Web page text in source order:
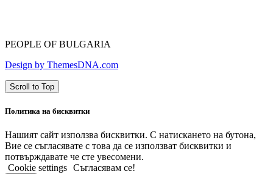
PEOPLE OF BULGARIA
Design by ThemesDNA.com
Scroll to Top
Политика на бисквитки
Нашият сайт използва бисквитки. С натискането на бутона,
Вие се съгласявате с това да се използват бисквитки и
потвърждавате че сте увесомени.
Cookie settings Съгласявам се!